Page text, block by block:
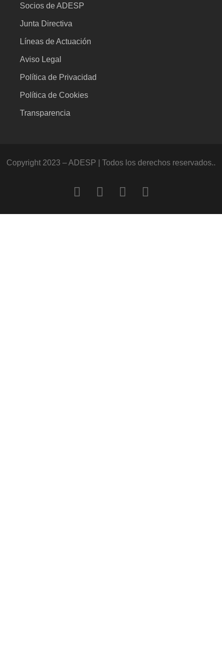
Socios de ADESP
Junta Directiva
Líneas de Actuación
Aviso Legal
Política de Privacidad
Política de Cookies
Transparencia
Copyright 2023 – ADESP | Todos los derechos reservados..